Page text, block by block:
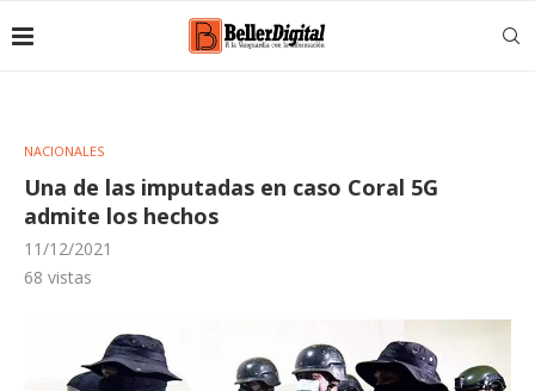
NACIONALES
Una de las imputadas en caso Coral 5G
admite los hechos
11/12/2021
68 vistas